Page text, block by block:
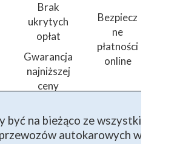
Bezpiecz
ne
płatności
online
Brak
ukrytych
opłat
Gwarancja
najniższej
ceny
być na bieżąco ze wszystkimi
przewozów autokarowych wejdź na